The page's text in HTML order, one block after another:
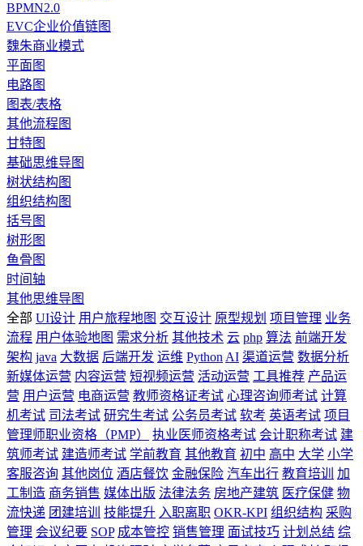
BPMN2.0
EVC企业价值链图
魏朱商业模式
平面图
电路图
图表/表格
其他流程图
甘特图
基础思维导图
树状结构图
组织结构图
括号图
树形图
鱼骨图
时间轴
其他思维导图
全部 UI设计 用户旅程地图 交互设计 原型规划 项目管理 业务
流程 用户体验地图 需求分析 其他技术 云 php 算法 前端开发
架构 java 大数据 后端开发 运维 Python AI 渠道运营 数据分析
新媒体运营 内容运营 短视频运营 活动运营 工具推荐 产品运
营 用户运营 电商运营 教师资格证考试 心理咨询师考试 计算
机考试 司法考试 研究生考试 公务员考试 软考 英语考试 项目
管理师职业资格（PMP）
执业医师资格考试 会计职称考试 建
筑师考试 建造师考试 学前教育 其他教育 初中 高中 大学 小学
客服咨询 其他岗位 酒店餐饮 金融保险 汽车出行 教育培训
加
工制造 商务销售 媒体出版 法律法务 房地产建筑 医疗保健 物
流快递 团建培训 技能提升 入职离职 OKR-KPI 组织结构 采购
管理 会议纪要 SOP 成本管控 销售管理 面试技巧 计划总结 综